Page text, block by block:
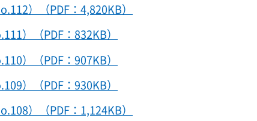
）（PDF：4,820KB）
）（PDF：832KB）
）（PDF：907KB）
）（PDF：930KB）
）（PDF：1,124KB）